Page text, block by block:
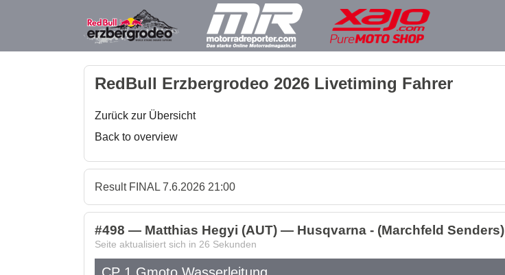
RedBull Erzbergrodeo 2026 Livetiming Fahrer
Zurück zur Übersicht
Back to overview
Result FINAL 7.6.2026 21:00
#498 — Matthias Hegyi (AUT) — Husqvarna - (Marchfeld Senders)
Seite aktualisiert sich in 26 Sekunden